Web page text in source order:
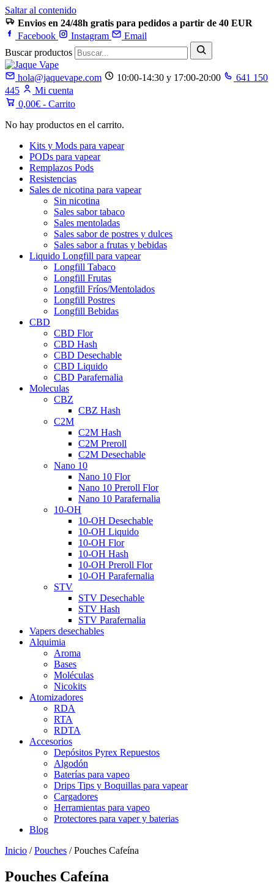
Saltar al contenido
Envios en 24/48h gratis para pedidos a partir de 40 EUR
Facebook
Instagram
Email
Buscar productos
hola@jaquevape.com 10:00-14:30 y 17:00-20:00
641 150
445
Mi cuenta
0,00€ - Carrito
No hay productos en el carrito.
Kits y Mods para vapear
PODs para vapear
Remplazos Pods
Resistencias
Sales de nicotina para vapear
Sin nicotina
Sales sabor tabaco
Sales mentoladas
Sales sabor de postres y dulces
Sales sabor a frutas y bebidas
Liquido Longfill para vapear
Longfill Tabaco
Longfill Frutas
Longfill Fríos/Mentolados
Longfill Postres
Longfill Bebidas
CBD
CBD Flor
CBD Hash
CBD Desechable
CBD Liquido
CBD Parafernalia
Moleculas
CBZ
CBZ Hash
C2M
C2M Hash
C2M Preroll
C2M Desechable
Nano 10
Nano 10 Flor
Nano 10 Preroll Flor
Nano 10 Parafernalia
10-OH
10-OH Desechable
10-OH Liquido
10-OH Flor
10-OH Hash
10-OH Preroll Flor
10-OH Parafernalia
STV
STV Desechable
STV Hash
STV Parafernalia
Vapers desechables
Alquimia
Aroma
Bases
Moléculas
Nicokits
Atomizadores
RDA
RTA
RDTA
Accesorios
Depósitos Pyrex Repuestos
Algodón
Baterías para vapeo
Drips Tips y Boquillas para vapear
Cargadores
Herramientas para vapeo
Protectores para vaper y baterias
Blog
Inicio /Pouches / Pouches Cafeína
Pouches Cafeína